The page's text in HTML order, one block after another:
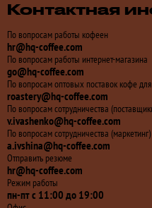
Контактная
По вопросам работы кофеен
hr@hq-coffee.com
По вопросам работы интернет-магазина
go@hq-coffee.com
По вопросам оптовых поставок кофе
roastery@hq-coffee.com
По вопросам сотрудничества
v.ivashenko@hq-coffee.com
По вопросам сотрудничества (маркетинг)
a.ivshina@hq-coffee.com
Отправить резюме
hr@hq-coffee.com
Режим работы
пн-пт с 11:00 до 19:00